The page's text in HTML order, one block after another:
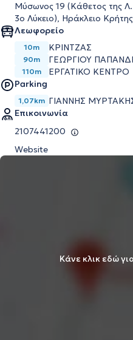
Μύσωνος 19 (Κάθετος της
3ο Λύκειο), Ηράκλειο
Λεωφορείο
10m ΚΡΙΝΤΖΑΣ
90m ΓΕΩΡΓΙΟΥ
110m
ΕΡΓΑΤΙΚΟ ΚΕΝΤΡΟ
Parking
1,07km ΓΙΑΝΝΗΣ
Επικοινωνία
2107441200
Website
Κάνε κλικ εδώ